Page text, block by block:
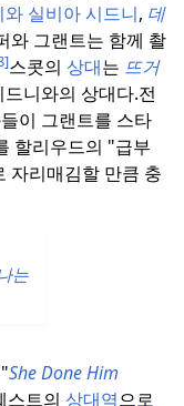
와 실비아시드니, 데
와 그랜트는 함께 촬
스콧의 상대는 뜨거
드니와의 상대다.전
이 그랜트를 스타
할리우드의 "급부
자리매김할 만큼 충
는
She Done Him
스트의 상대역으로